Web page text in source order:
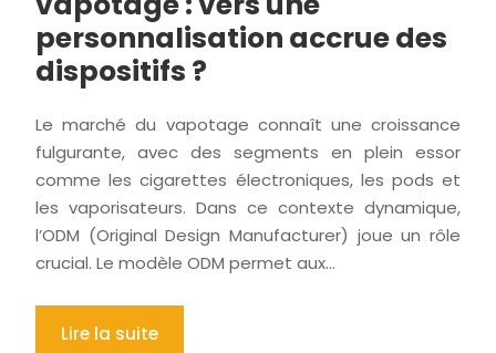
personnalisation accrue des
dispositifs ?
Le marché du vapotage connaît une croissance
fulgurante, avec des segments en plein essor
comme les cigarettes électroniques, les pods et
les vaporisateurs. Dans ce contexte dynamique,
l’ODM (Original Design Manufacturer) joue un rôle
crucial. Le modèle ODM permet aux…
Lire la suite